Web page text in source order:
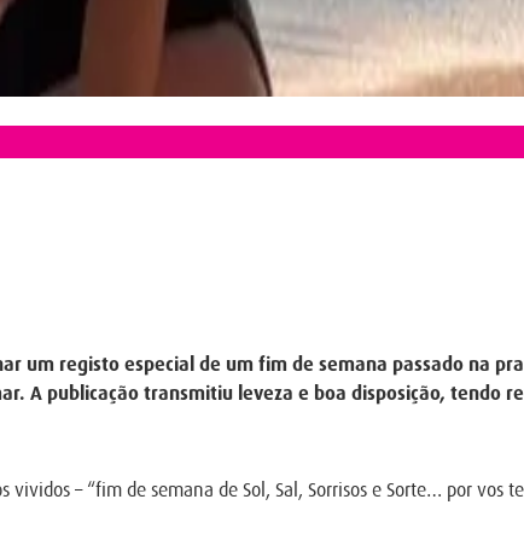
um registo especial de um fim de semana passado na
A publicação transmitiu leveza e boa disposição, tendo
– “fim de semana de Sol, Sal, Sorrisos e Sorte… por vos